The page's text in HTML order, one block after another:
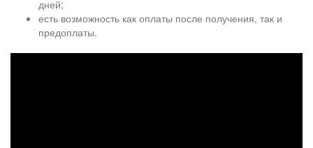
дней;
есть возможность как оплаты после получения, так и
предоплаты.